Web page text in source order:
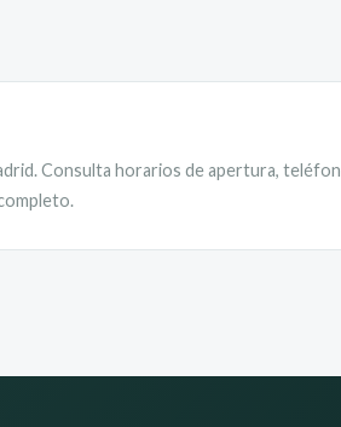
. Consulta horarios de apertura,